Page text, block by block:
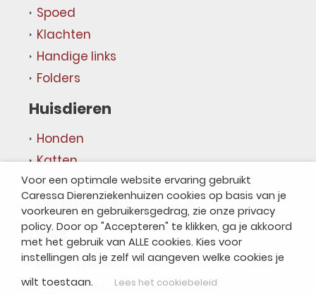
Spoed
Klachten
Handige links
Folders
Huisdieren
Honden
Katten
Overige dieren
Caressapedia
Links
Privacybeleid
Algemene voorwaarden
Voor een optimale website ervaring gebruikt
Caressa Dierenziekenhuizen cookies op basis van je
voorkeuren en gebruikersgedrag, zie onze privacy
policy. Door op "Accepteren" te klikken, ga je akkoord
met het gebruik van ALLE cookies. Kies voor
instellingen als je zelf wil aangeven welke cookies je
wilt toestaan.
Lees het cookiebeleid